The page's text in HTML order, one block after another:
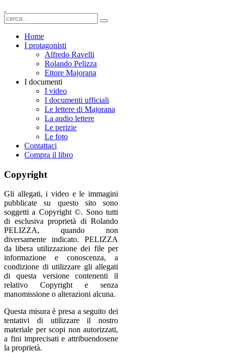
Home
I protagonisti
Alfredo Ravelli
Rolando Pelizza
Ettore Majorana
I documenti
I video
I documenti ufficiali
Le lettere di Majorana
La audio lettere
Le perizie
Le foto
Contattaci
Compra il libro
Copyright
Gli allegati, i video e le immagini
pubblicate su questo sito sono
soggetti a Copyright ©. Sono tutti
di esclusiva proprietà di Rolando
PELIZZA, quando non
diversamente indicato. PELIZZA
da libera utilizzazione dei file per
informazione e conoscenza, a
condizione di utilizzare gli allegati
di questa versione contenenti il
relativo Copyright e senza
manomissione o alterazioni alcuna.
Questa misura è presa a seguito dei
tentativi di utilizzare il nostro
materiale per scopi non autorizzati,
a fini imprecisati e attribuendosene
la proprietà.